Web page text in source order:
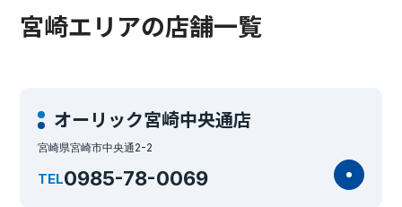
宮崎エリアの店舗一覧
オーリック宮崎中央通店
宮崎県宮崎市中央通2-2
TEL0985-78-0069